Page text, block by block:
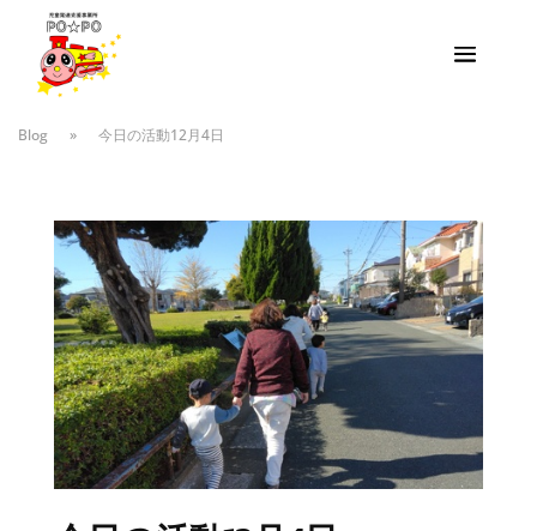
Blog » 今日の活動12月4日